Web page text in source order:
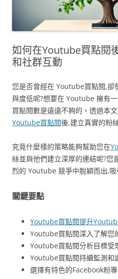
如何在Youtube買點閱
和社群互動
您是否曾經在 Youtube買點閱,卻
與度低呢?想要在 Youtube 擁有
買點閱數是遠遠不夠的。透過本
Youtube買點閱後,建立真實的粉
究竟什麼樣的策略能夠幫助您在
絲並與他們建立深厚的連結呢?您
烈的 Youtube 競爭中脫穎而出,吸
關鍵要點
Youtube買點閱提升
Youtube買點閱深入了解您
Youtube買點閱分析目標受
Youtube買點閱持續監測和
選擇有特色的Facebook粉